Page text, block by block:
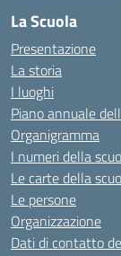
La Scuola
Presentazione
La storia
I luoghi
Piano annuale
Organigramma
I numeri della
Le carte della
Le persone
Organizzazione
Dati di contatto